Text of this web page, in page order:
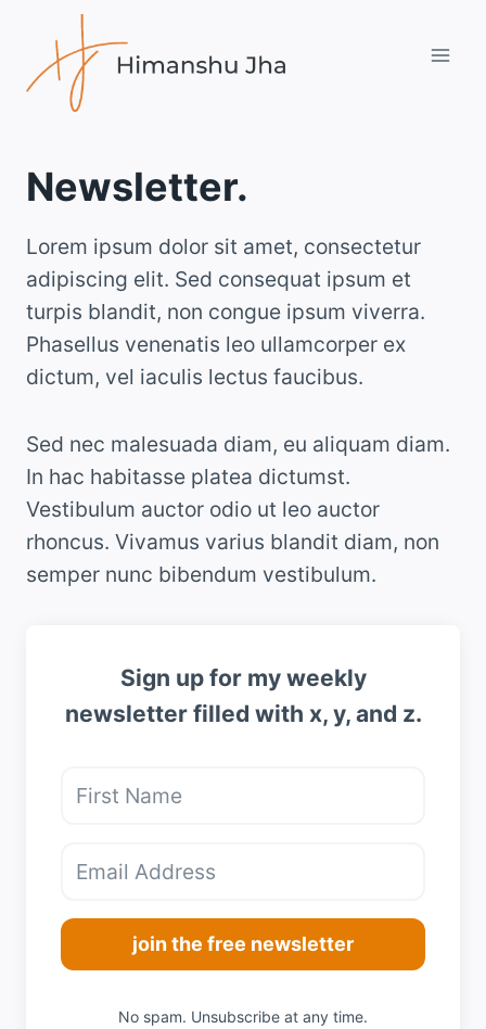
content
Newsletter.
Lorem ipsum dolor sit amet, consectetur
adipiscing elit. Sed consequat ipsum et
turpis blandit, non congue ipsum viverra.
Phasellus venenatis leo ullamcorper ex
dictum, vel iaculis lectus faucibus.
Sed nec malesuada diam, eu aliquam diam.
In hac habitasse platea dictumst.
Vestibulum auctor odio ut leo auctor
rhoncus. Vivamus varius blandit diam, non
semper nunc bibendum vestibulum.
Sign up for my weekly
newsletter filled with x, y, and z.
join the free newsletter
No spam. Unsubscribe at any time.